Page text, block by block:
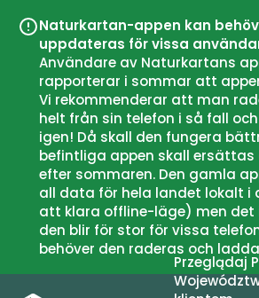
Naturkartan-appen kan
uppdateras för vissa
Användare av Naturkartans
rapporterar i sommar att
Vi rekommenderar att man
helt från sin telefon i så fall
igen! Då skall den fungera
befintliga appen skall ersättas
efter sommaren. Den gamla
all data för hela landet lokalt i
att klara offline-läge) men det
den blir för stor för vissa
behöver den raderas och
Przeglądaj